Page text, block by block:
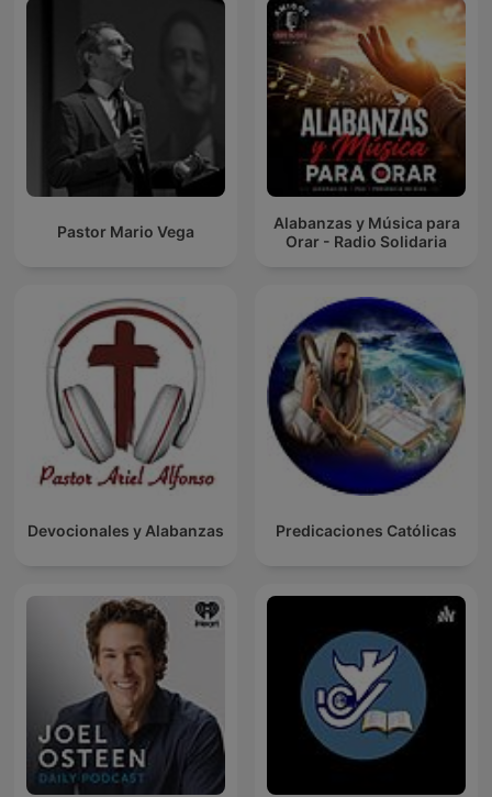
Pastor Mario Vega
Alabanzas y Música para
Orar - Radio Solidaria
Devocionales y Alabanzas Predicaciones Católicas